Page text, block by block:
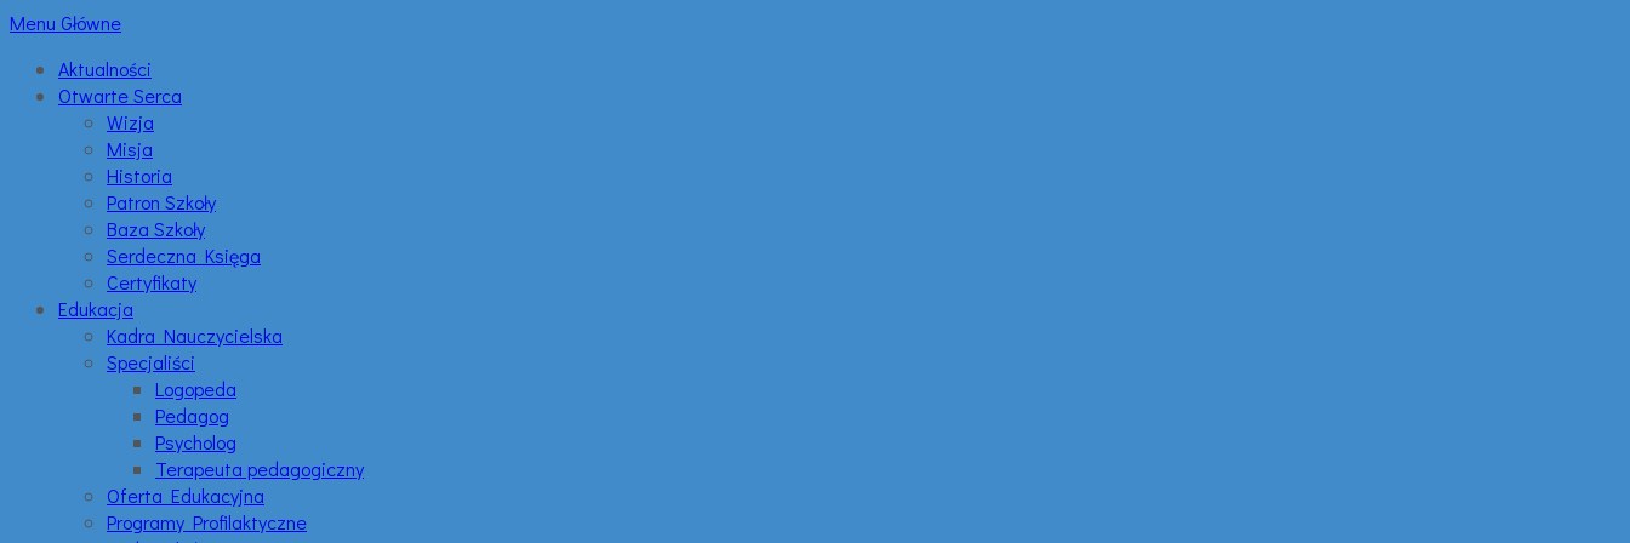
Menu Główne
Aktualności
Otwarte Serca
Wizja
Misja
Historia
Patron Szkoły
Baza Szkoły
Serdeczna Księga
Certyfikaty
Edukacja
Kadra Nauczycielska
Specjaliści
Logopeda
Pedagog
Psycholog
Terapeuta pedagogiczny
Oferta Edukacyjna
Programy Profilaktyczne